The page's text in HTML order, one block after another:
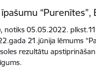
“Purenītes”,
notiks 05.05.2022.
21.jūnija lēmums
rezultātu